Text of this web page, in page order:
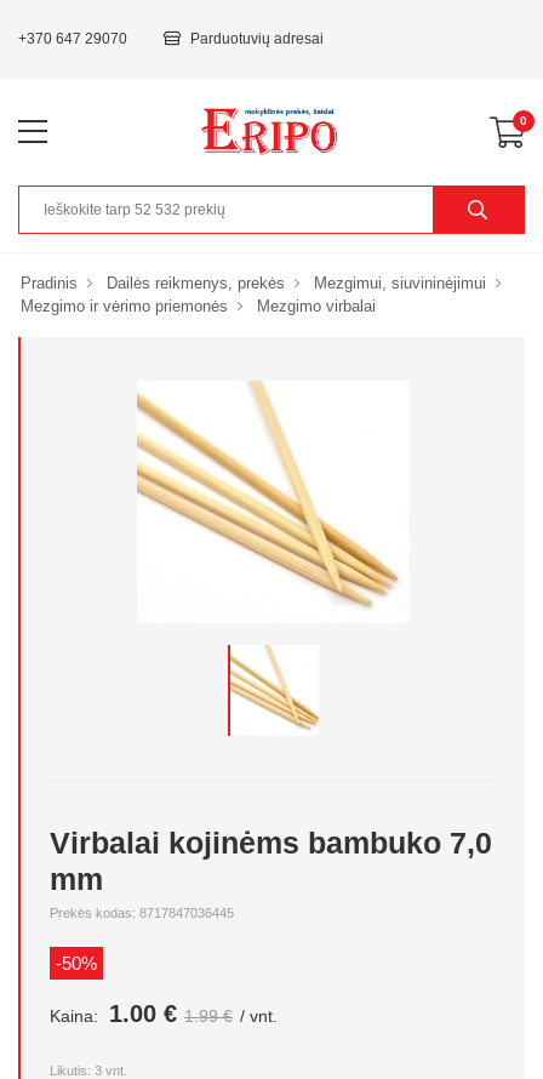
+370 647 29070 Parduotuvių adresai
0
Pradinis Dailės reikmenys, prekės
Mezgimui, siuvininėjimui
Mezgimo ir vėrimo priemonės
Mezgimo virbalai
Virbalai kojinėms bambuko 7,0
mm
Prekės kodas: 8717847036445
-50%
Kaina: 1.00 € 1.99 € / vnt.
Likutis: 3 vnt.